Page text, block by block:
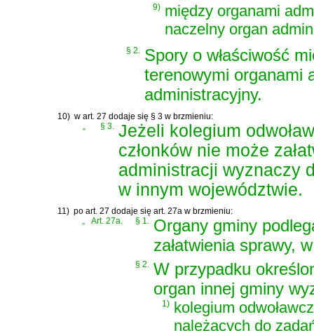
9) między organami
naczelny organ
§ 2. Spory o właściwość
terenowymi organami
administracyjny.
10) w art. 27 dodaje się § 3 w brzmieniu:
§ 3.
Jeżeli kolegium
członków nie może
administracji wyznaczy
w innym województwie.
11) po art. 27 dodaje się art. 27a w brzmieniu:
„
Art. 27a. § 1. Organy gminy
załatwienia sprawy,
§ 2. W przypadku
organ innej gminy
1) kolegium
należących do